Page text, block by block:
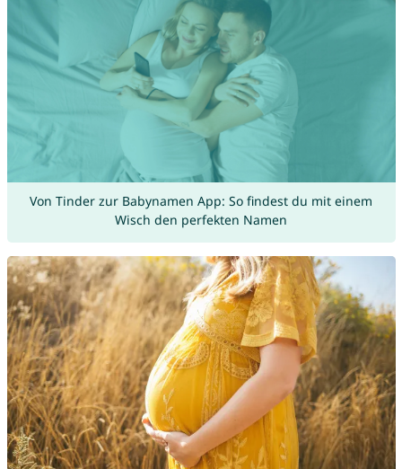
Von Tinder zur Babynamen App: So findest du mit einem
Wisch den perfekten Namen